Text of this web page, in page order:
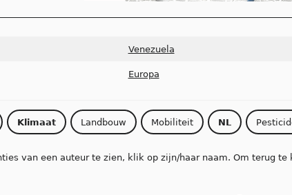
Venezuela
Europa
Klimaat Landbouw Mobiliteit NL
van een auteur te zien, klik op zijn/haar naam. Om terug